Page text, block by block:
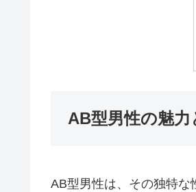
AB型男性の魅力
AB型男性は、その独特な